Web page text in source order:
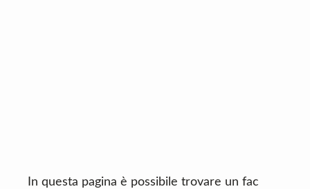
In questa pagina è possibile trovare un fac